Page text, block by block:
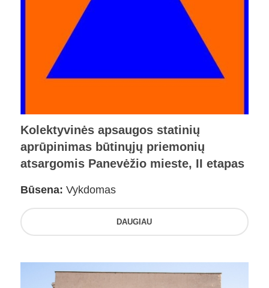
Kolektyvinės apsaugos statinių
aprūpinimas būtinųjų priemonių
atsargomis Panevėžio mieste, II etapas
Būsena: Vykdomas
DAUGIAU